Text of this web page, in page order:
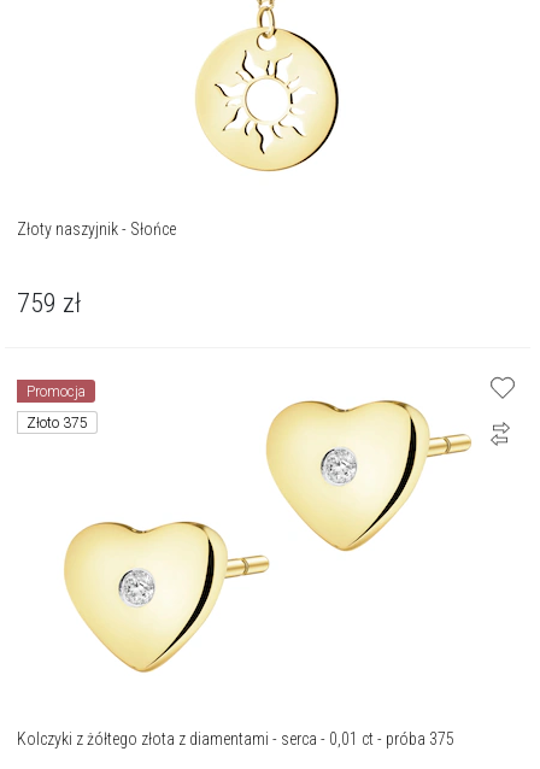
Złoty naszyjnik - Słońce
759 zł
Promocja
Złoto 375
Kolczyki z żółtego złota z diamentami - serca - 0,01 ct - próba 375